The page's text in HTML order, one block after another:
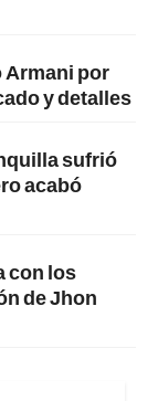
Armani por
y detalles
sufrió
acabó
con los
de Jhon